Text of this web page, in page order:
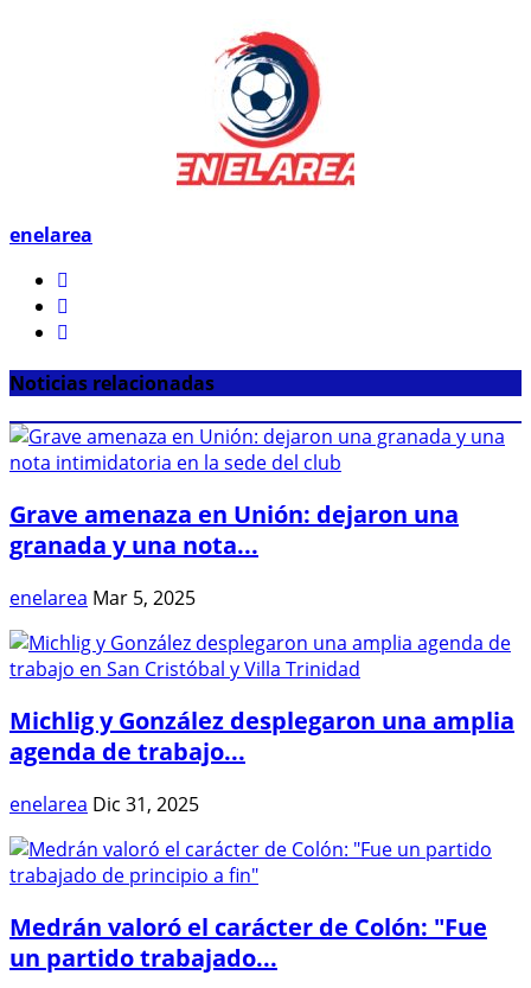
enelarea
Noticias relacionadas
Grave amenaza en Unión: dejaron una
granada y una nota...
enelarea Mar 5, 2025
Michlig y González desplegaron una amplia
agenda de trabajo...
enelarea Dic 31, 2025
Medrán valoró el carácter de Colón: "Fue
un partido trabajado...